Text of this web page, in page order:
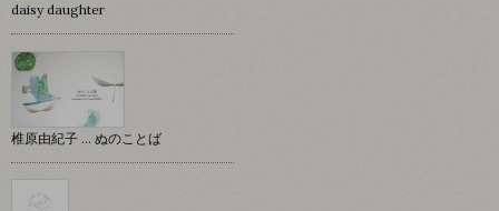
daisy daughter
椎原由紀子 ... ぬのことば